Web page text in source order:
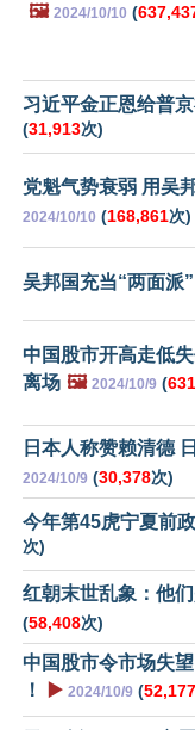
🖼️ 2024/10/10 (
习近平金正恩给普
(31,913次)
党魁气势衰弱 用吴
2024/10/10 (168,861次)
吴邦国充当“两面派
中国股市开高走低
离场 🖼️ 2024/10/9 (
日本人称赞赖清德
2024/10/9 (30,378次)
今年第45虎宁夏前
次)
红朝末世乱象：他
(58,408次)
中国股市令市场失
！
▶️ 2024/10/9 (52,177